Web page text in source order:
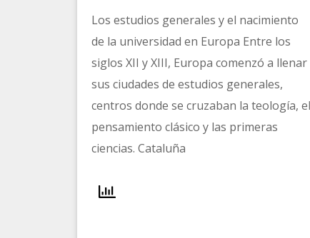
Los estudios generales y el nacimiento
de la universidad en Europa Entre los
siglos XII y XIII, Europa comenzó a llenar
sus ciudades de estudios generales,
centros donde se cruzaban la teología, el
pensamiento clásico y las primeras
ciencias. Cataluña